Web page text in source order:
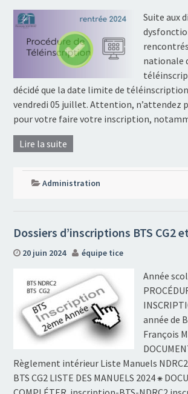
Suite aux
nationale
décidé que la date limite de
vendredi 05 juillet. Attention, n’attendez
pour votre faire votre inscription,
Lire la suite
Administration
Dossiers d’inscriptions BTS CG2
20 juin 2024 équipe tice
Année
année de
François
Règlement intérieur Liste Manuels
BTS CG2 LISTE DES MANUELS 2024 ⁕